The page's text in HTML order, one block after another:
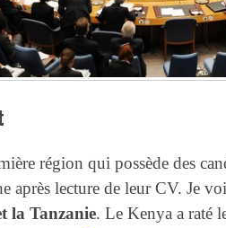
région qui possède des
après lecture de leur CV. Je
la Tanzanie. Le Kenya a raté